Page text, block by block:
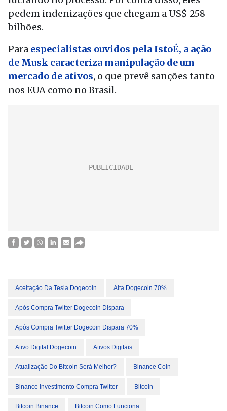
pedem indenizações que chegam a US$ 258
bilhões.
Para especialistas ouvidos pela IstoÉ, a ação
de Musk caracteriza manipulação de um
mercado de ativos, o que prevê sanções tanto
nos EUA como no Brasil.
Aceitação Da Tesla Dogecoin Alta Dogecoin 70%
Após Compra Twitter Dogecoin Dispara
Após Compra Twitter Dogecoin Dispara 70%
Ativo Digital Dogecoin Ativos Digitais
Atualização Do Bitcoin Será Melhor? Binance Coin
Binance Investimento Compra Twitter Bitcoin
Bitcoin Binance Bitcoin Como Funciona